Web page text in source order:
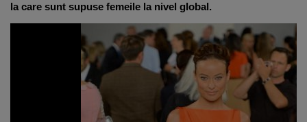
la care sunt supuse femeile la nivel global.